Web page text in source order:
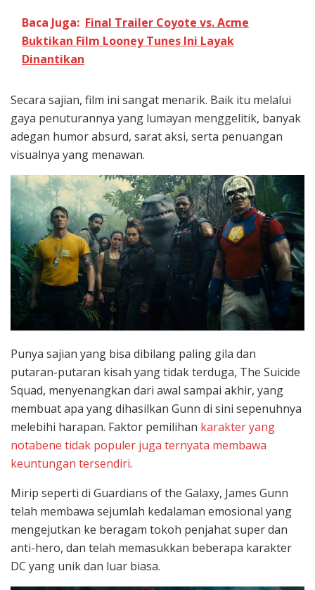
Baca Juga: Final Trailer Coyote vs. Acme
Buktikan Film Looney Tunes Ini Layak
Dinantikan
Secara sajian, film ini sangat menarik. Baik itu melalui
gaya penuturannya yang lumayan menggelitik, banyak
adegan humor absurd, sarat aksi, serta penuangan
visualnya yang menawan.
Punya sajian yang bisa dibilang paling gila dan
putaran-putaran kisah yang tidak terduga, The Suicide
Squad, menyenangkan dari awal sampai akhir, yang
membuat apa yang dihasilkan Gunn di sini sepenuhnya
melebihi harapan. Faktor pemilihan karakter yang
notabene tidak populer juga ternyata membawa
keuntungan tersendiri.
Mirip seperti di Guardians of the Galaxy, James Gunn
telah membawa sejumlah kedalaman emosional yang
mengejutkan ke beragam tokoh penjahat super dan
anti-hero, dan telah memasukkan beberapa karakter
DC yang unik dan luar biasa.